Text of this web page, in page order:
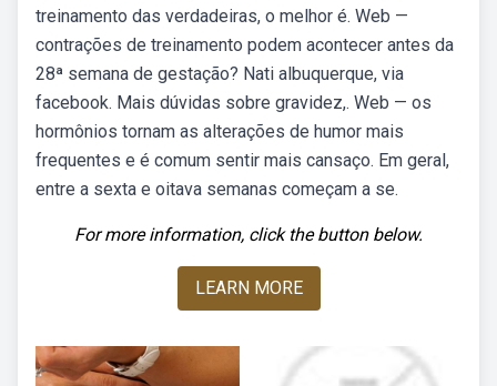
treinamento das verdadeiras, o melhor é. Web —
contrações de treinamento podem acontecer antes da
28ª semana de gestação? Nati albuquerque, via
facebook. Mais dúvidas sobre gravidez,. Web — os
hormônios tornam as alterações de humor mais
frequentes e é comum sentir mais cansaço. Em geral,
entre a sexta e oitava semanas começam a se.
For more information, click the button below.
LEARN MORE